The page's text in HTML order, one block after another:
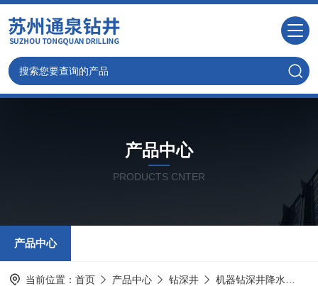
产品中心
PRODUCTS CNTER
产品中心
当前位置： 首页 产品中心 钻深井 机器钻深井降水